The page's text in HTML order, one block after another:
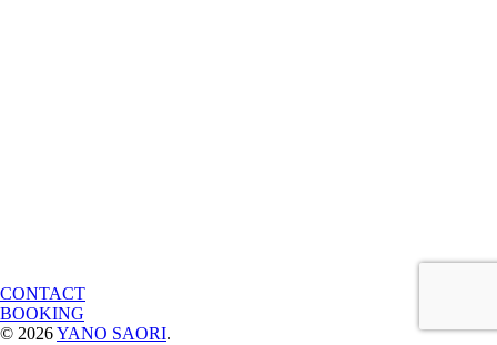
CONTACT
BOOKING
© 2026YANO SAORI.